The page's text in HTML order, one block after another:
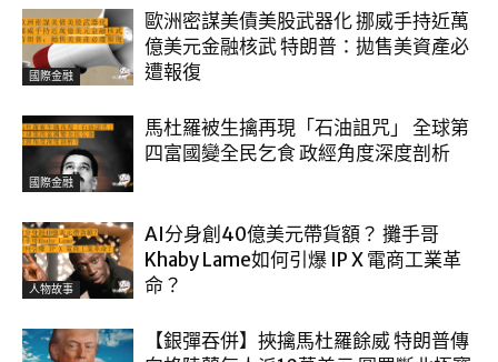
國際金融
歐洲密謀美債美股武器化 挪威手持近萬
億美元金融核武 特朗普：拋售美資產必
遭報復
國際金融
馬杜羅被生擒再現「石油詛咒」 全球第
四富國變全民乞食 政經角度深度剖析
人物故事
AI分身創40億美元帶貨額？ 攤手哥
Khaby Lame如何引爆 IP X 電商工業革
命？
【銀彈吞併】挾擒馬杜羅餘威 特朗普傳